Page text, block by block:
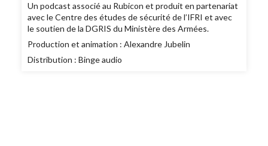
Un podcast associé au Rubicon et produit en partenariat
avec le Centre des études de sécurité de l’IFRI et avec
le soutien de la DGRIS du Ministère des Armées.
Production et animation : Alexandre Jubelin
Distribution : Binge audio